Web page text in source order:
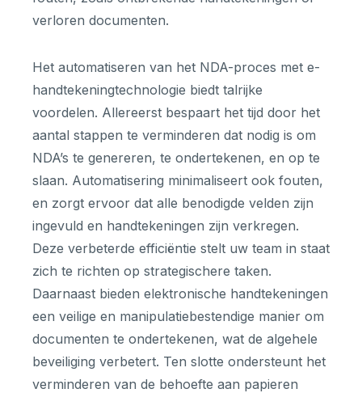
verloren documenten.
Het automatiseren van het NDA-proces met e-
handtekeningtechnologie biedt talrijke
voordelen. Allereerst bespaart het tijd door het
aantal stappen te verminderen dat nodig is om
NDA’s te genereren, te ondertekenen, en op te
slaan. Automatisering minimaliseert ook fouten,
en zorgt ervoor dat alle benodigde velden zijn
ingevuld en handtekeningen zijn verkregen.
Deze verbeterde efficiëntie stelt uw team in staat
zich te richten op strategischere taken.
Daarnaast bieden elektronische handtekeningen
een veilige en manipulatiebestendige manier om
documenten te ondertekenen, wat de algehele
beveiliging verbetert. Ten slotte ondersteunt het
verminderen van de behoefte aan papieren